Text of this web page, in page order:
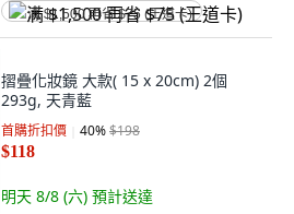
满 $1,500 再省 $75 (王道卡)
摺疊化妝鏡 大款( 15 x 20cm) 2個
293g, 天青藍
首購折扣價 40%$198
$118
明天 8/8 (六) 預計送達